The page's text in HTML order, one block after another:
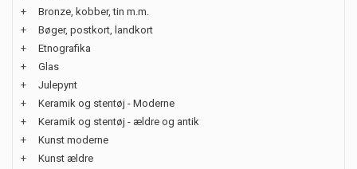
+
Bronze, kobber, tin m.m.
+
Bøger, postkort, landkort
+
Etnografika
+
Glas
+
Julepynt
+
Keramik og stentøj - Moderne
+
Keramik og stentøj - ældre og antik
+
Kunst moderne
+
Kunst ældre